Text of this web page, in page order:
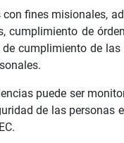
fines misionales,
de
cumplimiento de
puede ser
de las